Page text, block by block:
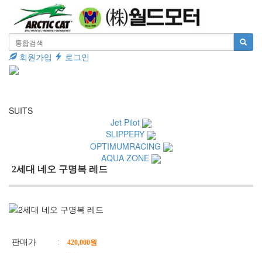
회원가입
로그인
SUITS
Jet Pilot
SLIPPERY
OPTIMUMRACING
AQUA ZONE
2세대 네오 구명복 레드
판매가 : 420,000원